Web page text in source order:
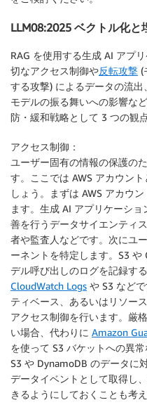
LLM08:2025 ベクトル化と
RAG を使用する生成 AI アプ
切なアクセス制御や反転攻撃 (
する攻撃) によるデータの流出
モデルの振る舞いへの影響な
防・緩和戦略として 3 つの観
アクセス制御：
ユーザー固有の情報の保護の
す。ここでは AWS アカウン
しょう。まずは AWS アカウ
ます。生成 AI アプリケーシ
善を行うデータサイエンティ
者や監査人などです。次にユ
ーネントを特定します。S3 や
デル呼び出しのログを記録す
CloudWatch Logs や S3 など
ティベース、あるいはリソー
アクセス制御を行います。厳
い場合、代わりに Amazon
を使って S3 バケットへの異
S3 や DynamoDB のデータに
データイベントとして取得し
きるようにしておくことも考え